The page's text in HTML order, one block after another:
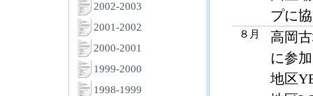
プに
８月
高岡
に参加
地区
2002-2003
2001-2002
2000-2001
1999-2000
1998-1999